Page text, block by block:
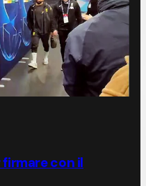
firmare con il